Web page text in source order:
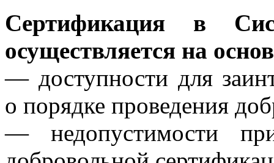
Сертификация в
осуществляется на
— доступности для
о порядке проведения
— недопустимости